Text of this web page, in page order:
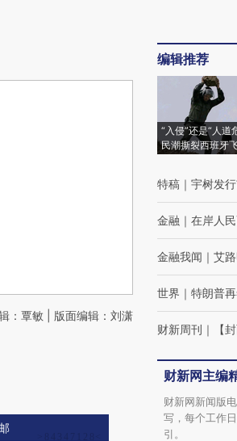
：覃敏 | 版面编辑：刘潇
编辑推荐
“入侵”还是“人道
民潮撕裂西班牙
特稿 ｜ 宇树发
金融 ｜ 在岸人
金融我闻 ｜ 艾
世界 ｜ 特朗普
财新周刊 ｜ 【
财新网主编
财新网新闻版
写，每个工作
引。